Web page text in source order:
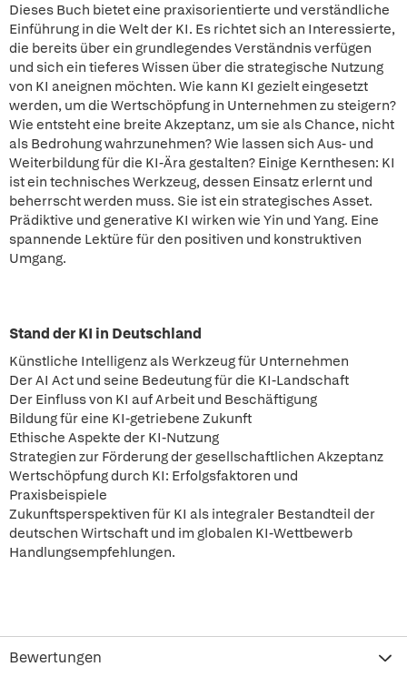
Dieses Buch bietet eine praxisorientierte und verständliche
Einführung in die Welt der KI. Es richtet sich an Interessierte,
die bereits über ein grundlegendes Verständnis verfügen
und sich ein tieferes Wissen über die strategische Nutzung
von KI aneignen möchten. Wie kann KI gezielt eingesetzt
werden, um die Wertschöpfung in Unternehmen zu steigern?
Wie entsteht eine breite Akzeptanz, um sie als Chance, nicht
als Bedrohung wahrzunehmen? Wie lassen sich Aus- und
Weiterbildung für die KI-Ära gestalten? Einige Kernthesen: KI
ist ein technisches Werkzeug, dessen Einsatz erlernt und
beherrscht werden muss. Sie ist ein strategisches Asset.
Prädiktive und generative KI wirken wie Yin und Yang. Eine
spannende Lektüre für den positiven und konstruktiven
Umgang.
Stand der KI in Deutschland
Künstliche Intelligenz als Werkzeug für Unternehmen
Der AI Act und seine Bedeutung für die KI-Landschaft
Der Einfluss von KI auf Arbeit und Beschäftigung
Bildung für eine KI-getriebene Zukunft
Ethische Aspekte der KI-Nutzung
Strategien zur Förderung der gesellschaftlichen Akzeptanz
Wertschöpfung durch KI: Erfolgsfaktoren und
Praxisbeispiele
Zukunftsperspektiven für KI als integraler Bestandteil der
deutschen Wirtschaft und im globalen KI-Wettbewerb
Handlungsempfehlungen.
Bewertungen